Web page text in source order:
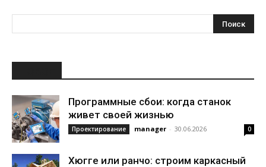
Программные сбои: когда станок
живет своей жизнью
Проектирование manager - 30.06.2026 0
Хюгге или ранчо: строим каркасный